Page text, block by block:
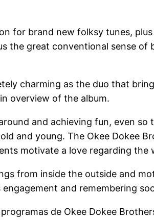
for brand new folksy tunes,
the great conventional sense
charming as the duo that
overview of the album.
and achieving fun, even
and young. The Okee Dokee
motivate a love regarding the
from inside the outside and
and remembering
de Okee Dokee